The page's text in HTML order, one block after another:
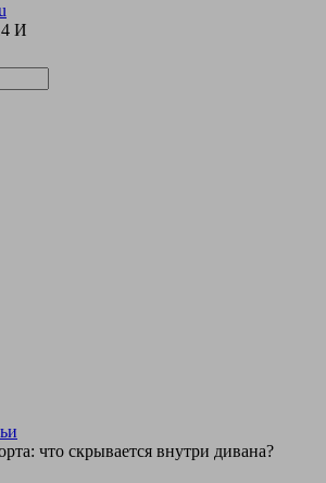
И
что скрывается внутри дивана?